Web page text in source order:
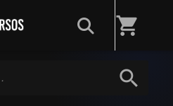
shopping_cart
search